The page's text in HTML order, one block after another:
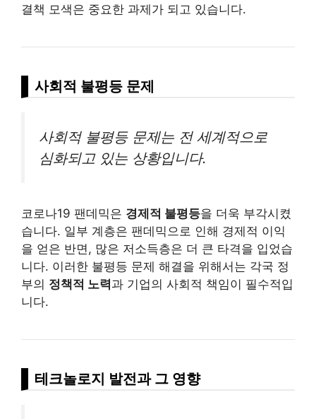
결책 모색은 중요한 과제가 되고 있습니다.
사회적 불평등 문제
사회적 불평등 문제는 전 세계적으로
심화되고 있는 상황입니다.
코로나19 팬데믹은 경제적 불평등을 더욱 부각시켰
습니다. 일부 계층은 팬데믹으로 인해 경제적 이익
을 얻은 반면, 많은 저소득층은 더 큰 타격을 입었습
니다. 이러한 불평등 문제 해결을 위해서는 각국 정
부의 정책적 노력과 기업의 사회적 책임이 필수적입
니다.
테크놀로지 발전과 그 영향